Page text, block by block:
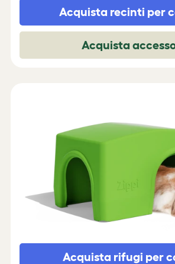
Acquista recinti per
Acquista
Acquista rifugi per